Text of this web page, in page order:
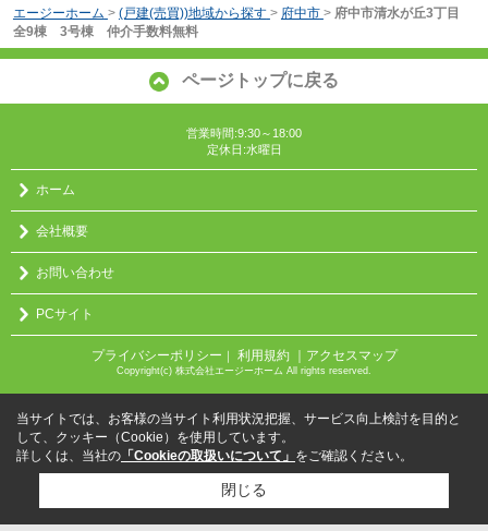
エージーホーム > (戸建(売買))地域から探す > 府中市 > 府中市清水が丘3丁目
全9棟 3号棟 仲介手数料無料
ページトップに戻る
営業時間:9:30～18:00
定休日:水曜日
ホーム
会社概要
お問い合わせ
PCサイト
プライバシーポリシー ｜ 利用規約 ｜アクセスマップ
Copyright(c) 株式会社エージーホーム All rights reserved.
当サイトでは、お客様の当サイト利用状況把握、サービス向上検討を目的と
して、クッキー（Cookie）を使用しています。
詳しくは、当社の 「Cookieの取扱いについて」 をご確認ください。
閉じる